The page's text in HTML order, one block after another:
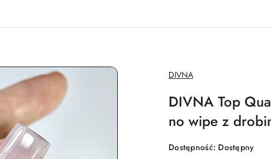
NAZWA
PRODUCENTA:
DIVNA
DIVNA Top
no wipe z
Dostępność: Dostępny